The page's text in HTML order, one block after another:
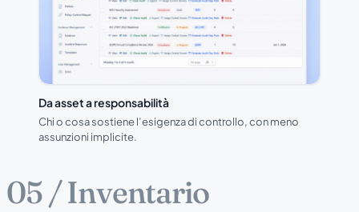
Da asset a responsabilità
Chi o cosa sostiene l’esigenza di controllo, con meno
assunzioni implicite.
05 / Inventario